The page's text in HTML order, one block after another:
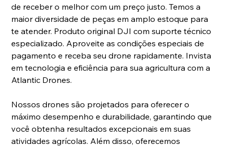
de receber o melhor com um preço justo. Temos a
maior diversidade de peças em amplo estoque para
te atender. Produto original DJI com suporte técnico
especializado. Aproveite as condições especiais de
pagamento e receba seu drone rapidamente. Invista
em tecnologia e eficiência para sua agricultura com a
Atlantic Drones.
Nossos drones são projetados para oferecer o
máximo desempenho e durabilidade, garantindo que
você obtenha resultados excepcionais em suas
atividades agrícolas. Além disso, oferecemos